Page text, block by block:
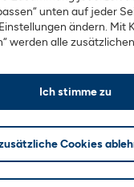
unten auf jeder
ändern. Mit
werden alle
Ich stimme zu
Cookies